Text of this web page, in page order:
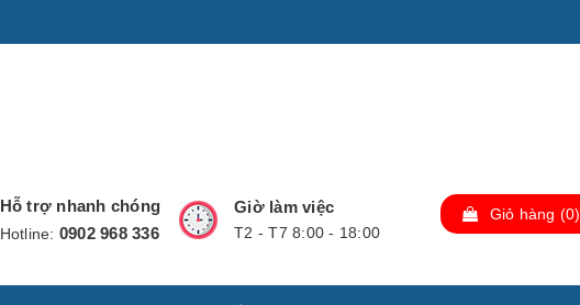
Hỗ trợ nhanh chóng
Hotline: 0902 968 336
Giờ làm việc
T2 - T7 8:00 - 18:00
Giỏ hàng (0)